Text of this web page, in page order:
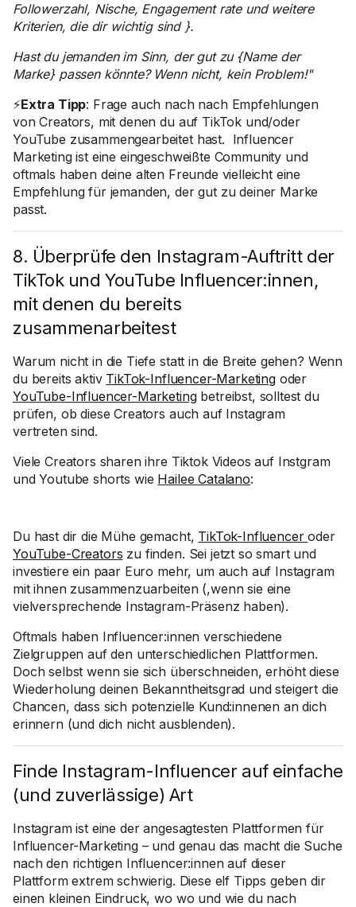
Followerzahl, Nische, Engagement rate und weitere
Kriterien, die dir wichtig sind }.
Hast du jemanden im Sinn, der gut zu {Name der
Marke} passen könnte? Wenn nicht, kein Problem!"
⚡Extra Tipp: Frage auch nach nach Empfehlungen
von Creators, mit denen du auf TikTok und/oder
YouTube zusammengearbeitet hast. Influencer
Marketing ist eine eingeschweißte Community und
oftmals haben deine alten Freunde vielleicht eine
Empfehlung für jemanden, der gut zu deiner Marke
passt.
8. Überprüfe den Instagram-Auftritt der
TikTok und YouTube Influencer:innen,
mit denen du bereits
zusammenarbeitest
Warum nicht in die Tiefe statt in die Breite gehen? Wenn
du bereits aktiv TikTok-Influencer-Marketingoder
YouTube-Influencer-Marketingbetreibst, solltest du
prüfen, ob diese Creators auch auf Instagram
vertreten sind.
Viele Creators sharen ihre Tiktok Videos auf Instgram
und Youtube shorts wie Hailee Catalano:
Du hast dir die Mühe gemacht, TikTok-Influenceroder
YouTube-Creators zu finden. Sei jetzt so smart und
investiere ein paar Euro mehr, um auch auf Instagram
mit ihnen zusammenzuarbeiten (,wenn sie eine
vielversprechende Instagram-Präsenz haben).
Oftmals haben Influencer:innen verschiedene
Zielgruppen auf den unterschiedlichen Plattformen.
Doch selbst wenn sie sich überschneiden, erhöht diese
Wiederholung deinen Bekanntheitsgrad und steigert die
Chancen, dass sich potenzielle Kund:innenen an dich
erinnern (und dich nicht ausblenden).
Finde Instagram-Influencer auf einfache
(und zuverlässige) Art
Instagram ist eine der angesagtesten Plattformen für
Influencer-Marketing – und genau das macht die Suche
nach den richtigen Influencer:innen auf dieser
Plattform extrem schwierig. Diese elf Tipps geben dir
einen kleinen Eindruck, wo wo und wie du nach